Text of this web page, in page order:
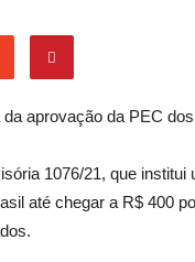
1076/21, que institui
até chegar a R$ 400